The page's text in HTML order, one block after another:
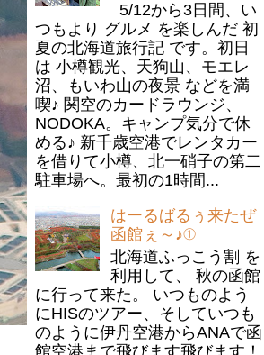
5/12から3日間、い
つもより グルメ を楽しんだ 初
夏の北海道旅行記 です。初日
は 小樽観光、天狗山、モエレ
沼、もいわ山の夜景 などを満
喫♪ 関空のカードラウンジ、
NODOKA。キャンプ気分で休
める♪ 新千歳空港でレンタカー
を借りて小樽、北一硝子の第二
駐車場へ。最初の1時間...
はーるばるぅ来たぜ
函館ぇ～♪①
北海道ふっこう割 を
利用して、 秋の函館
に行って来た。 いつものよう
にHISのツアー、そしていつも
のように伊丹空港からANAで函
館空港まで飛びます飛びます！